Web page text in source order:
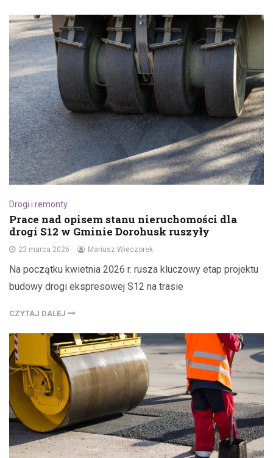
Drogi i remonty
Prace nad opisem stanu nieruchomości dla
drogi S12 w Gminie Dorohusk ruszyły
23 marca 2026 Mariusz Wieczorek
Na początku kwietnia 2026 r. rusza kluczowy etap projektu
budowy drogi ekspresowej S12 na trasie
CZYTAJ DALEJ